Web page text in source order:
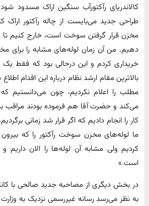
کالاندریای رآکتورآب سنگین اراک مسدود
طراحی جدید می‌بایست از چاله رآکتور اراک
مخزن قرار گرفتن سوخت است، خارج کنیم تا
دهیم. من آن زمان لوله‌های مشابه را برای
خریداری کردم و این درحالی بود که فقط
بالاترین مقام ارشد نظام درباره این اقدام
مطلب را اعلام نکردیم، چون می‌دانستیم
می‌کند و حضرت آقا هم فرموده بودند مراقب
کار را انجام دادیم که اگر قرار شد زمانی
ما لوله‌های مخزن سوخت رآکتور را که بیرون
کردیم ولی مشابه آن لوله‌ها را الان داریم و
است.»
در بخش دیگری از مصاحبه جدید صالحی با
به نظر می‌رسد رسانه غیررسمی نزدیک به وزارت